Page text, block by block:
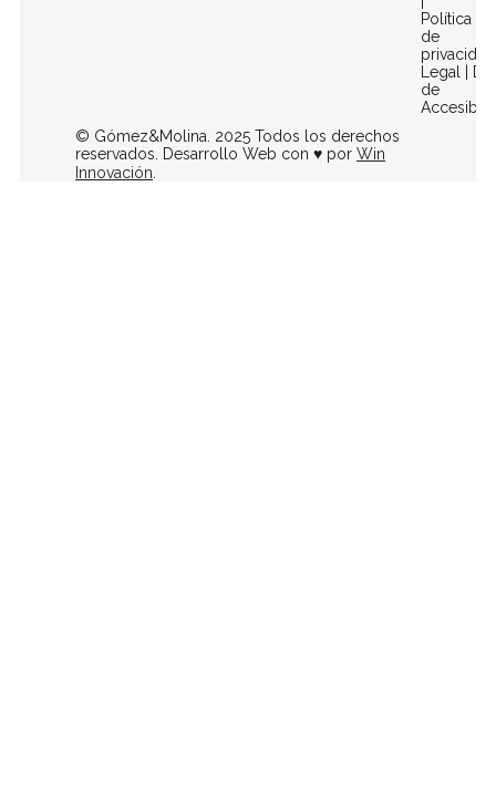
Política
de
privacidad
Legal |
de
© Gómez&Molina. 2025 Todos los derechos
reservados. Desarrollo Web con ♥ por Win
Innovación